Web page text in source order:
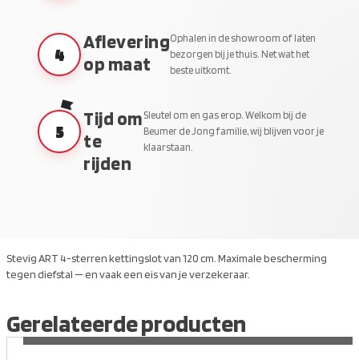
4
Aflevering
op maat
Ophalen in de showroom of laten
bezorgen bij je thuis. Net wat het
beste uitkomt.
5
Tijd om
te
rijden
Sleutel om en gas erop. Welkom bij de
Beumer de Jong familie, wij blijven voor je
klaarstaan.
Stevig ART 4-sterren kettingslot van 120 cm. Maximale bescherming
tegen diefstal — en vaak een eis van je verzekeraar.
Gerelateerde producten